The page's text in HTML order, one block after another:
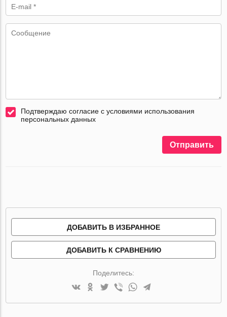
Подтверждаю согласие с условиями использования
персональных данных
Отправить
ДОБАВИТЬ В ИЗБРАННОЕ
ДОБАВИТЬ К СРАВНЕНИЮ
Поделитесь: